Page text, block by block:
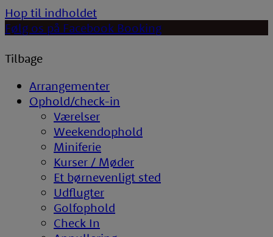
Hop til indholdet
Følg os på Facebook Booking
Tilbage
Arrangementer
Ophold/check-in
Værelser
Weekendophold
Miniferie
Kurser / Møder
Et børnevenligt sted
Udflugter
Golfophold
Check In